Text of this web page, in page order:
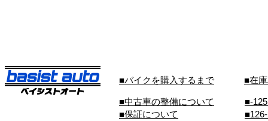
■バイクを購入するまで ■在
■中古車の整備について
■保証について
■-